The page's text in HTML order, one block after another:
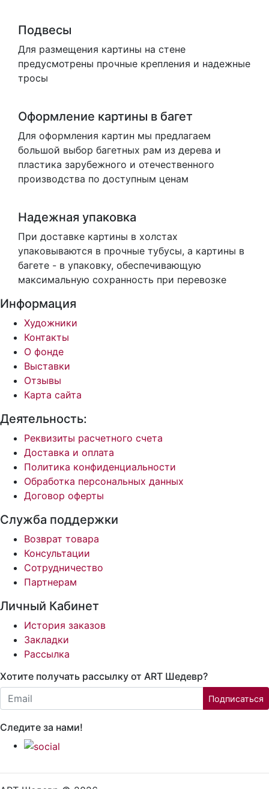
Подвесы
Для размещения картины на стене
предусмотрены прочные крепления и надежные
тросы
Оформление картины в багет
Для оформления картин мы предлагаем
большой выбор багетных рам из дерева и
пластика зарубежного и отечественного
производства по доступным ценам
Надежная упаковка
При доставке картины в холстах
упаковываются в прочные тубусы, а картины в
багете - в упаковку, обеспечивающую
максимальную сохранность при перевозке
Информация
Художники
Контакты
О фонде
Выставки
Отзывы
Карта сайта
Деятельность:
Реквизиты расчетного счета
Доставка и оплата
Политика конфиденциальности
Обработка персональных данных
Договор оферты
Служба поддержки
Возврат товара
Консультации
Сотрудничество
Партнерам
Личный Кабинет
История заказов
Закладки
Рассылка
Хотите получать рассылку от ART Шедевр?
Email:
Подписаться
Следите за нами!